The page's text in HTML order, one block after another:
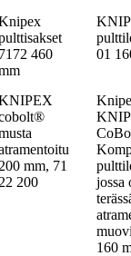
7172 460
01
200 mm, 71
22 200
jossa
160